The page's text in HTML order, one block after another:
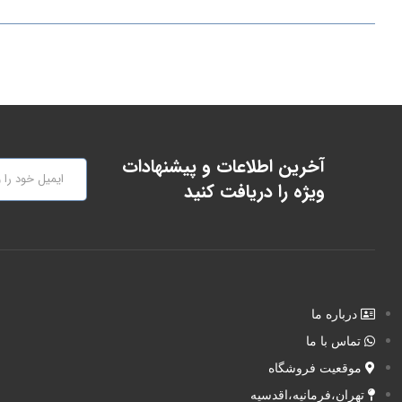
آخرین اطلاعات و پیشنهادات
ویژه را دریافت کنید
درباره ما
تماس با ما
موقعیت فروشگاه
تهران،فرمانیه،اقدسیه